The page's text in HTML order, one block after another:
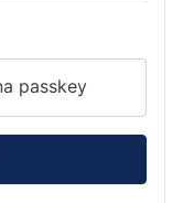
passkey